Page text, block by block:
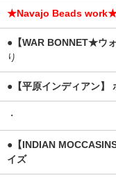
★Navajo Beads work★
●【WAR BONNET★ウォ
り
●【平原インディアン】
・
●【INDIAN
イズ